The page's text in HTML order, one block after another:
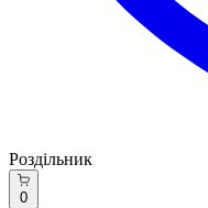
Роздільник
0